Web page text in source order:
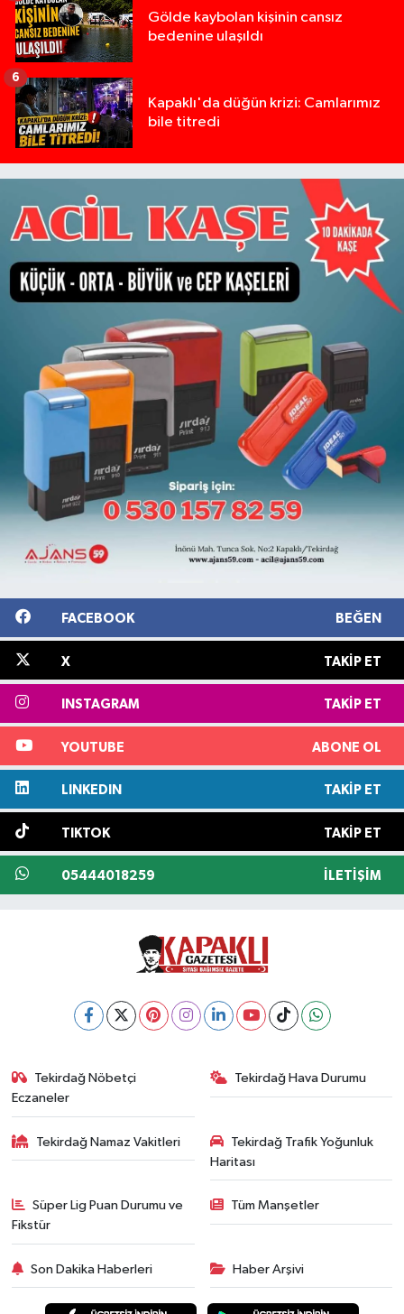
Gölde kaybolan kişinin cansız
bedenine ulaşıldı
Kapaklı'da düğün krizi: Camlarımız
bile titredi
6
FACEBOOK BEĞEN
X TAKIP ET
INSTAGRAM TAKIP ET
YOUTUBE ABONE OL
LINKEDIN TAKIP ET
TIKTOK TAKIP ET
05444018259 İLETIŞIM
Tekirdağ Nöbetçi
Eczaneler
Tekirdağ Hava Durumu
Tekirdağ Namaz Vakitleri
Tekirdağ Trafik Yoğunluk
Haritası
Süper Lig Puan Durumu ve
Fikstür
Tüm Manşetler
Son Dakika Haberleri Haber Arşivi